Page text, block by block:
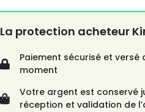
La protection acheteur
Paiement sécurisé et versé
moment
Votre argent est conservé
réception et validation de